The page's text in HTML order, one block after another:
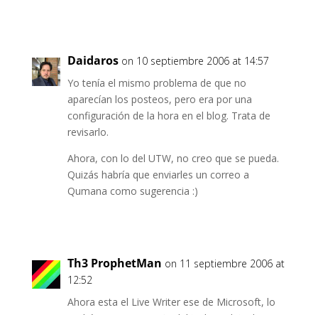
Daidaros on 10 septiembre 2006 at 14:57
Yo tenía el mismo problema de que no
aparecían los posteos, pero era por una
configuración de la hora en el blog. Trata de
revisarlo.
Ahora, con lo del UTW, no creo que se pueda.
Quizás habría que enviarles un correo a
Qumana como sugerencia :)
Th3 ProphetMan on 11 septiembre 2006 at
12:52
Ahora esta el Live Writer ese de Microsoft, lo